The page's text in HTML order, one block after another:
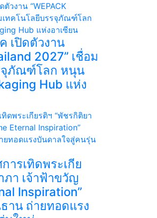
เปิดตัวงาน
2027” เชื่อม
จุภัณฑ์โลก หนุน
Hub แห่ง
ารเทิดพระเกีย
ภา เจ้าฟ้าขวัญ
Inspiration”
าน ถ่ายทอดแรง